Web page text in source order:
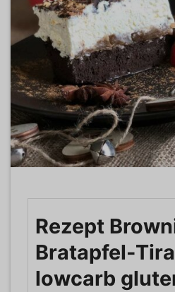
Rezept
Bratapfel-
lowcarb